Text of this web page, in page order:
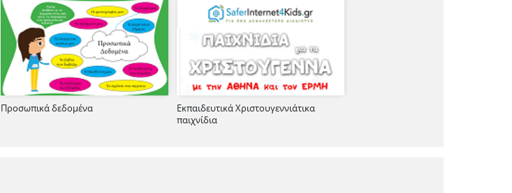
Προσωπικά δεδομένα
Εκπαιδευτικά Χριστουγεννιάτικα
παιχνίδια